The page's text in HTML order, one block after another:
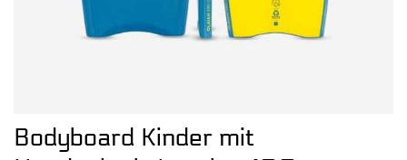
Bodyboard Kinder mit